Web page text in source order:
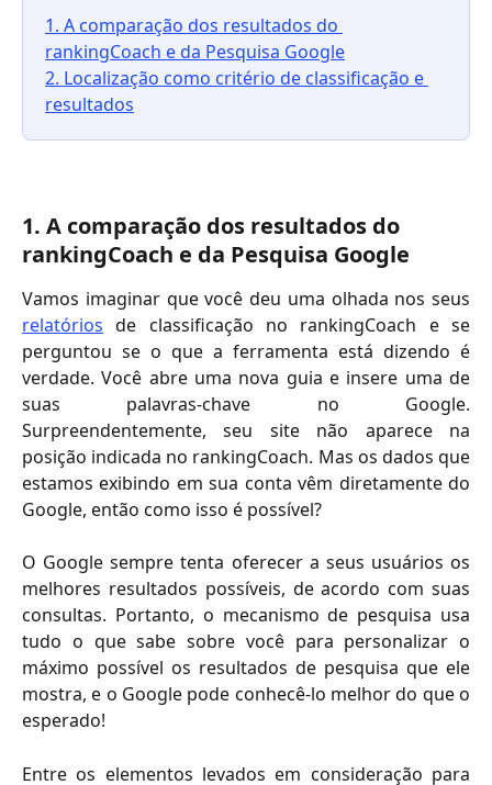
1. A comparação dos resultados do
rankingCoach e da Pesquisa Google
2. Localização como critério de classificação e
resultados
1. A comparação dos resultados do
rankingCoach e da Pesquisa Google
Vamos imaginar que você deu uma olhada nos seus
relatórios de classificação no rankingCoach e se
perguntou se o que a ferramenta está dizendo é
verdade. Você abre uma nova guia e insere uma de
suas palavras-chave no Google.
Surpreendentemente, seu site não aparece na
posição indicada no rankingCoach. Mas os dados que
estamos exibindo em sua conta vêm diretamente do
Google, então como isso é possível?
O Google sempre tenta oferecer a seus usuários os
melhores resultados possíveis, de acordo com suas
consultas. Portanto, o mecanismo de pesquisa usa
tudo o que sabe sobre você para personalizar o
máximo possível os resultados de pesquisa que ele
mostra, e o Google pode conhecê-lo melhor do que o
esperado!
Entre os elementos levados em consideração para